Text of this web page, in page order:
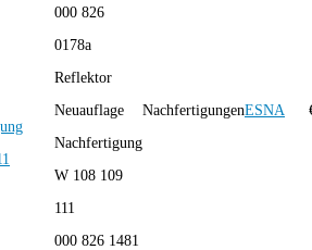
000 826
0178a
Reflektor
Neuauflage
Nachfertigung
W 108 109
111
NachfertigungenESNA
000 826 1481